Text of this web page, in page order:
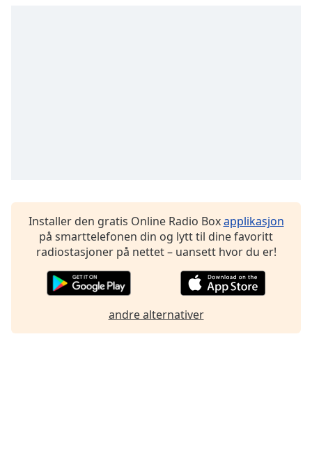
Installer den gratis Online Radio Boxapplikasjon
på smarttelefonen din og lytt til dine favoritt
radiostasjoner på nettet – uansett hvor du er!
andre alternativer